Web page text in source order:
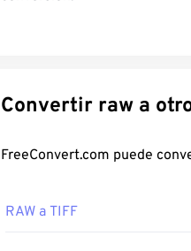
Convertir
RAW a TIFF